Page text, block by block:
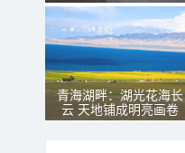
青海湖畔：湖光花海长
云 天地铺成明亮画卷